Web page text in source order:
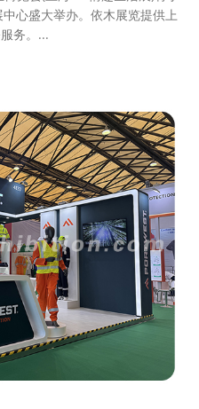
心盛大举办。依木展览提供上
务。...